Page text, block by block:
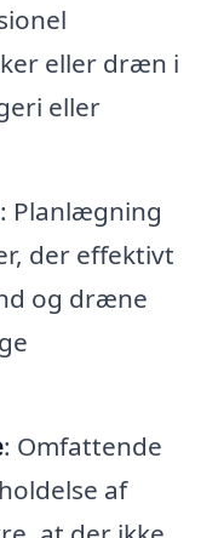
eller dræn i
eller
: Planlægning
der effektivt
og dræne
: Omfattende
af